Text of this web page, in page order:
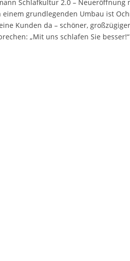
Schlafkultur 2.0 – Neueröffnung
einem grundlegenden Umbau ist
Kunden da – schöner,
„Mit uns schlafen Sie